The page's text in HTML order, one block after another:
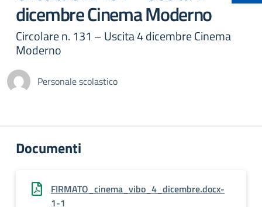
dicembre Cinema Moderno
Circolare n. 131 – Uscita 4 dicembre Cinema
Moderno
Personale scolastico
Documenti
FIRMATO_cinema_vibo_4_dicembre.docx-
1-1